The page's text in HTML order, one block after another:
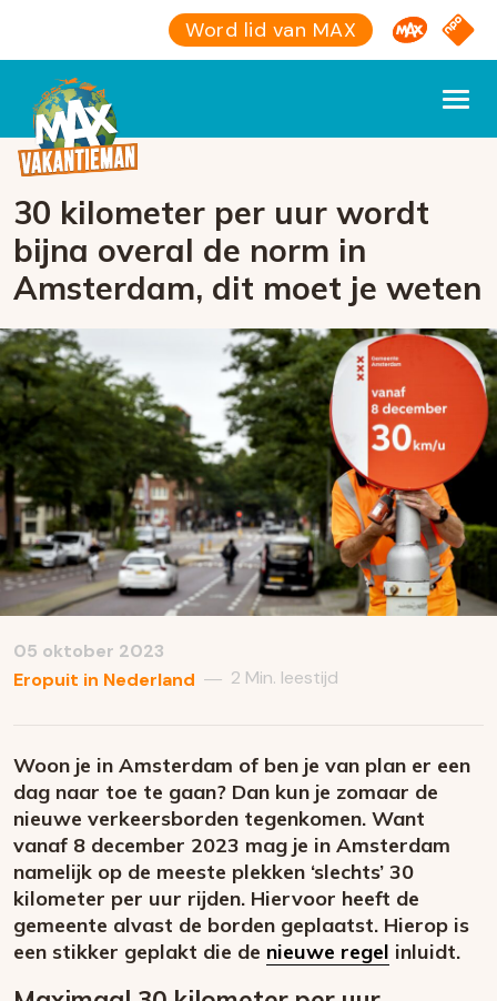
Word lid van MAX Omroep
NPO
30 kilometer per uur wordt
bijna overal de norm in
Amsterdam, dit moet je weten
05 oktober 2023
Eropuit in Nederland — 2 Min. leestijd
Woon je in Amsterdam of ben je van plan er een
dag naar toe te gaan? Dan kun je zomaar de
nieuwe verkeersborden tegenkomen. Want
vanaf 8 december 2023 mag je in Amsterdam
namelijk op de meeste plekken ‘slechts’ 30
kilometer per uur rijden. Hiervoor heeft de
gemeente alvast de borden geplaatst. Hierop is
een stikker geplakt die de nieuwe regel inluidt.